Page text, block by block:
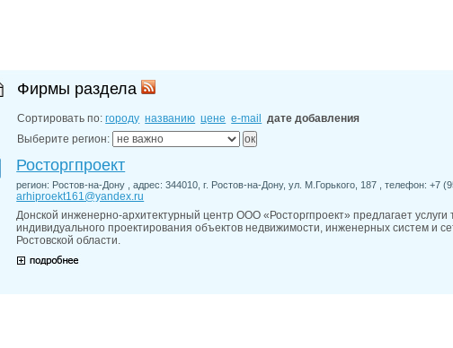
выявлено 2280 нарушений в
Фирмы раздела
Сортировать по:городу названию цене e-mail
дате добавления
Выберите регион:
Росторгпроект
регион: Ростов-на-Дону , адрес: 344010, г. Ростов-на-Дону, ул. М.Горького, 187 , телефон: +7
arhiproekt161@yandex.ru
Донской инженерно-архитектурный центр ООО «Росторгпроект» предлагает услуги
индивидуального проектирования объектов недвижимости, инженерных систем и
Ростовской области.